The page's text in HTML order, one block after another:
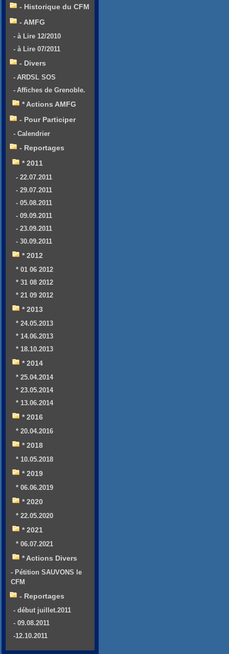
- Historique du CFM
- AMFG
- à Lire 12/2010
- à Lire 07/2011
- Divers
- ARDSL SOS
- Affiches de Grenoble.
* Actions AMFG
- Pour Participer
- Calendrier
- Reportages
* 2011
- 22.07.2011
- 29.07.2011
- 05.08.2011
- 09.09.2011
- 23.09.2011
- 30.09.2011
* 2012
* 01 06 2012
* 31 08 2012
* 21 09 2012
* 2013
* 24.05.2013
* 14.06.2013
* 18.10.2013
* 2014
* 25.04.2014
* 23.05.2014
* 13.06.2014
* 2016
* 20.04.2016
* 2018
* 10.05.2018
* 2019
* 06.06.2019
* 2020
* 22.05.2020
* 2021
* 06.07.2021
* Actions Divers
- Pétition SAUVONS le
CFM
- Reportages
- début juillet.2011
- 09.08.2011
-12.10.2011